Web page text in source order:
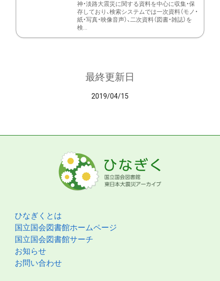
神・淡路大震災に関する資料を中心に収集・保
存しており、検索システムでは一次資料（モノ・
紙・写真・映像音声）、二次資料（図書・雑誌）を
検...
最終更新日
2019/04/15
ひなぎくとは
国立国会図書館ホームページ
国立国会図書館サーチ
お知らせ
お問い合わせ